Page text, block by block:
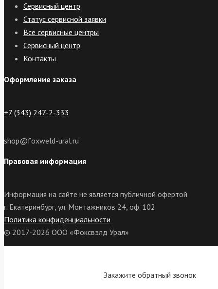
Сервисный центр
Статус сервисной заявки
Все сервисные центры
Сервисный центр
Контакты
Оформление заказа
+7 (343) 247-2-333
shop@foxweld-ural.ru
Правовая информация
Информация на сайте не является публичной офертой
г. Екатеринбург, ул. Монтажников 24, оф. 102
Политика конфиденциальности
© 2017-2026 ООО «Фоксвэлд Урал»
Закажите обратный звонок